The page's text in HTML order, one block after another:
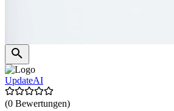
UpdateAI
(0 Bewertungen)